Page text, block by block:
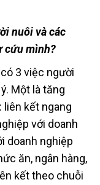
nuôi và các
cứu mình?
3 việc người
Một là tăng
liên kết ngang
với doanh
doanh nghiệp
ăn, ngân hàng,
kết theo chuỗi